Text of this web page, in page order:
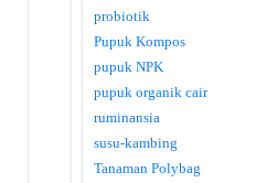
probiotik
Pupuk Kompos
pupuk NPK
pupuk organik cair
ruminansia
susu-kambing
Tanaman Polybag